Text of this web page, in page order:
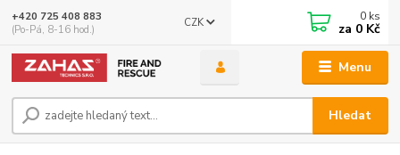
Menu
CZK
Hledat
+420 725 408 883
(Po-Pá, 8-16 hod.)
0 ks
za 0 Kč